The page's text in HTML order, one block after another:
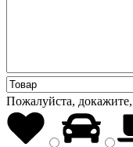
Пожалуйста,